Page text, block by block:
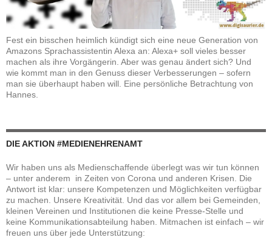
Fest ein bisschen heimlich kündigt sich eine neue Generation von
Amazons Sprachassistentin Alexa an: Alexa+ soll vieles besser
machen als ihre Vorgängerin. Aber was genau ändert sich? Und
wie kommt man in den Genuss dieser Verbesserungen – sofern
man sie überhaupt haben will. Eine persönliche Betrachtung von
Hannes.
DIE AKTION #MEDIENEHRENAMT
Wir haben uns als Medienschaffende überlegt was wir tun können
– unter anderem in Zeiten von Corona und anderen Krisen. Die
Antwort ist klar: unsere Kompetenzen und Möglichkeiten verfügbar
zu machen. Unsere Kreativität. Und das vor allem bei Gemeinden,
kleinen Vereinen und Institutionen die keine Presse-Stelle und
keine Kommunikationsabteilung haben. Mitmachen ist einfach – wir
freuen uns über jede Unterstützung: